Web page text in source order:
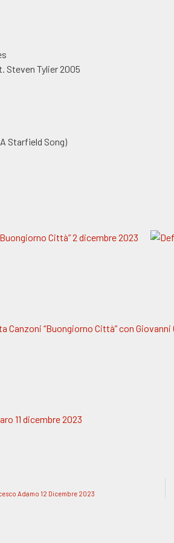
Steven Tylier 2005
Starfield Song)
Città” 2 dicembre 2023
Canzoni “Buongiorno Città” con
11 dicembre 2023
Adamo 12 Dicembre 2023